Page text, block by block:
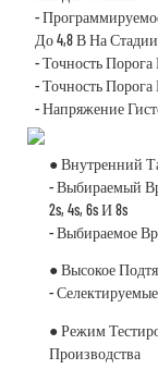
-
До 4,8 В На
- Точность Порога
- Точность Порога
- Напряжение
● Внутренний
- Выбираемый
2s, 4s, 6s И 8s
- Выбираемое
● Высокое
-
● Режим
Производства